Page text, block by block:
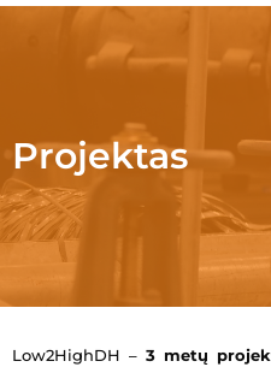
Projektas
Low2HighDH –3 metų